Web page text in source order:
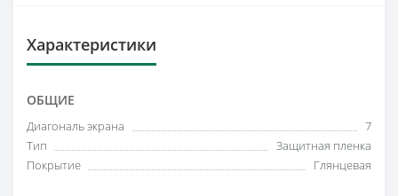
Характеристики
ОБЩИЕ
Диагональ экрана
7
Тип
Защитная пленка
Покрытие
Глянцевая